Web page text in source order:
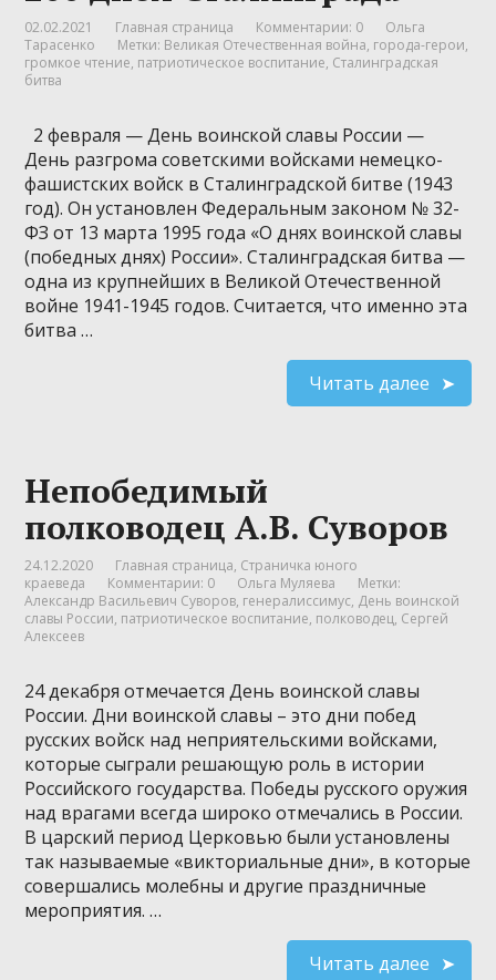
02.02.2021 Главная страница Комментарии: 0
Ольга
Тарасенко
Метки: Великая Отечественная война, города-герои,
громкое чтение, патриотическое воспитание, Сталинградская
битва
2 февраля — День воинской славы России —
День разгрома советскими войсками немецко-
фашистских войск в Сталинградской битве (1943
год). Он установлен Федеральным законом № 32-
ФЗ от 13 марта 1995 года «О днях воинской славы
(победных днях) России». Сталинградская битва —
одна из крупнейших в Великой Отечественной
войне 1941-1945 годов. Считается, что именно эта
битва …
Читать далее
Непобедимый
полководец А.В. Суворов
24.12.2020 Главная страница, Страничка юного
краеведа
Комментарии: 0 Ольга Муляева
Метки:
Александр Васильевич Суворов, генералиссимус, День воинской
славы России, патриотическое воспитание, полководец, Сергей
Алексеев
24 декабря отмечается День воинской славы
России. Дни воинской славы – это дни побед
русских войск над неприятельскими войсками,
которые сыграли решающую роль в истории
Российского государства. Победы русского оружия
над врагами всегда широко отмечались в России.
В царский период Церковью были установлены
так называемые «викториальные дни», в которые
совершались молебны и другие праздничные
мероприятия. …
Читать далее